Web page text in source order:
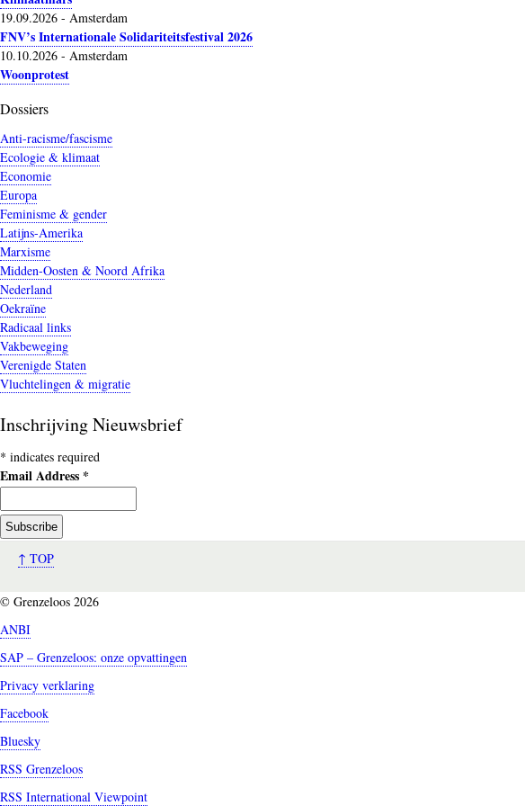
19.09.2026 - Amsterdam
FNV’s Internationale Solidariteitsfestival 2026
10.10.2026 - Amsterdam
Woonprotest
Dossiers
Anti-racisme/fascisme
Ecologie & klimaat
Economie
Europa
Feminisme & gender
Latijns-Amerika
Marxisme
Midden-Oosten & Noord Afrika
Nederland
Oekraïne
Radicaal links
Vakbeweging
Verenigde Staten
Vluchtelingen & migratie
Inschrijving Nieuwsbrief
* indicates required
Email Address *
↑ TOP
© Grenzeloos 2026
ANBI
SAP – Grenzeloos: onze opvattingen
Privacy verklaring
Facebook
Bluesky
RSS Grenzeloos
RSS International Viewpoint